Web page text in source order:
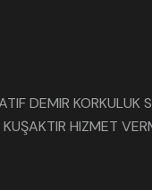
DEMIR KORKULUK
HIZMET